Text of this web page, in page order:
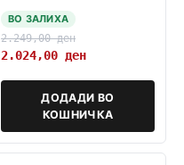
ВО ЗАЛИХА
2.249,00ден
2.024,00 ден
ДОДАДИ ВО
КОШНИЧКА